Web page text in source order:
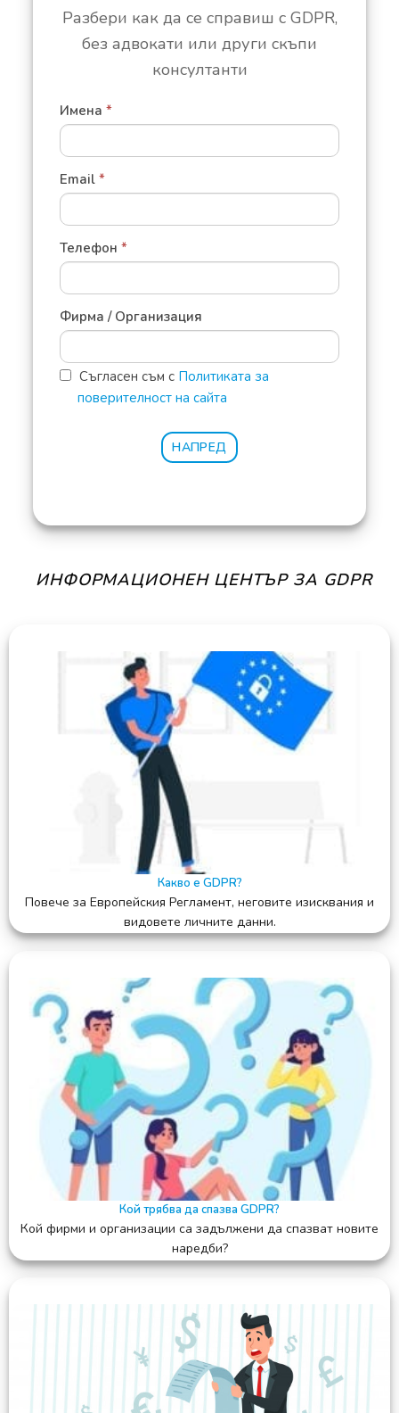
ДЕМО
Разбери как да се справиш с GDPR,
без адвокати или други скъпи
консултанти
Имена*
Email*
Телефон*
Фирма / Организация
Съгласен съм с Политиката за
поверителност на сайта
НАПРЕД
ИНФОРМАЦИОНЕН ЦЕНТЪР ЗА GDPR
Какво е GDPR?
Повече за Европейския Регламент, неговите изисквания и
видовете личните данни.
Кой трябва да спазва GDPR?
Кой фирми и организации са задължени да спазват новите
наредби?